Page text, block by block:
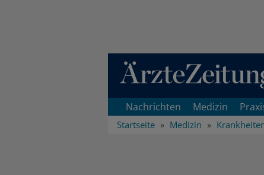
Direkt zum Inhaltsbereich
Nachrichten Medizin
Startseite Medizin